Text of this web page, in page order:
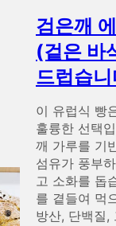
검은깨
(겉은 바
드럽습
이 유럽식 빵
훌륭한 선택
깨 가루를 기
섬유가 풍부
고 소화를 돕
를 곁들여 먹
방산, 단백질,